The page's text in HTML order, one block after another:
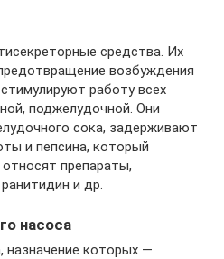
средства. Их
возбуждения
работу всех
поджелудочной. Они
сока, задерживают
и пепсина, который
препараты,
и др.
насоса
назначение которых —